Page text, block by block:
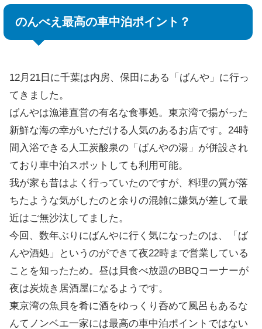
のんべえ最高の車中泊ポイント？
12月21日に千葉は内房、保田にある「ばんや」に行っ
てきました。
ばんやは漁港直営の有名な食事処。東京湾で揚がった
新鮮な海の幸がいただける人気のあるお店です。24時
間入浴できる人工炭酸泉の「ばんやの湯」が併設され
ており車中泊スポットしても利用可能。
我が家も昔はよく行っていたのですが、料理の質が落
ちたような気がしたのと余りの混雑に嫌気が差して最
近はご無沙汰してました。
今回、数年ぶりにばんやに行く気になったのは、「ば
んや酒処」というのができて夜22時まで営業している
ことを知ったため。昼は貝食べ放題のBBQコーナーが
夜は炭焼き居酒屋になるようです。
東京湾の魚貝を肴に酒をゆっくり呑めて風呂もあるな
んてノンベエ一家には最高の車中泊ポイントではない